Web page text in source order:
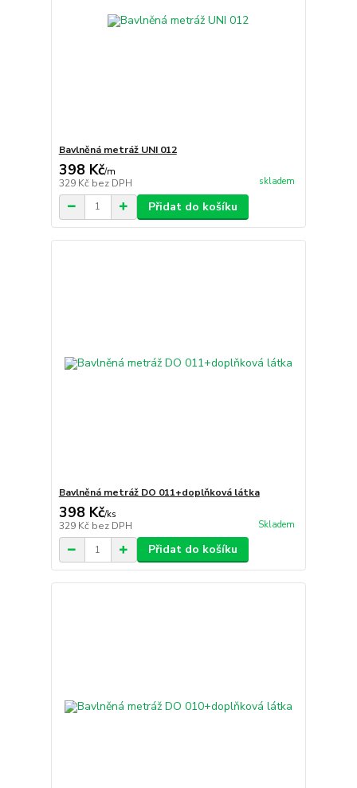
Bavlněná metráž UNI 012
398 Kč/m
329 Kč bez DPH skladem
Přidat do košíku
Bavlněná metráž DO 011+doplňková látka
398 Kč/ks
329 Kč bez DPH Skladem
Přidat do košíku